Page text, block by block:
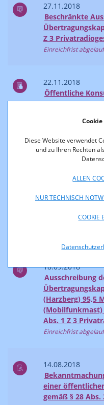
Diese Website verwendet
und zu Ihren Rechten
ALLEN
NUR TECHNISCH
COOKIE
27.11.2018
Beschränkte
Z 3
Einreichfrist
22.11.2018
Öffentliche
Budget 2019 für
Regulierung
Stellungnahmen
Ausschreibung
2 (Ybbser Berg)
"MELK 2
18.09.2018
Ausschreibung
(Harzberg) 95,5
(Mobilfunkmast)
Abs. 1 Z 3
Einreichfrist
14.08.2018
einer
gemäß § 28 Abs.